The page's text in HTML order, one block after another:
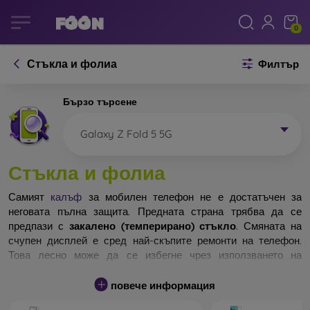
0
Стъкла и фолиа Филтър
Бързо търсене
Galaxy Z Fold 5 5G
Стъкла и фолиа
Самият калъф за мобилен телефон не е достатъчен за
неговата пълна защита. Предната страна трябва да се
предпази с закалено (темперирано) стъкло. Смяната на
счупен дисплей е сред най-скъпите ремонти на телефон.
Това лесно може да се избегне чрез използването на
Неразбиваемо стъкло за телефон не съществува, но при
повече информация